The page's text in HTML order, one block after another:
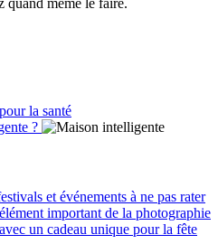
la santé
?
et événements à ne pas rater
important de la photographie
un cadeau unique pour la fête